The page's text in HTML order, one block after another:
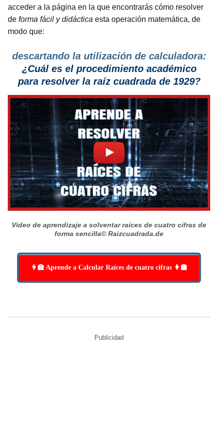
acceder a la página en la que encontrarás cómo resolver
de forma fácil y didáctica esta operación matemática, de
modo que:
descartando la utilización de calculadora:
¿Cuál es el procedimiento académico
para resolver la raíz cuadrada de 1929?
Vídeo de aprendizaje a solventar raíces de cuatro cifras de
forma sencilla© Raizcuadrada.de
👩‍🏫 Aprende a Calcular Raíces de cuatro cifras 👩‍🏫
Publicidad